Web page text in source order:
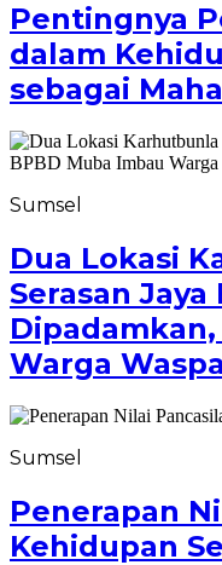
Pentingnya
dalam
sebagai
Sumsel
Dua Lokasi
Serasan Jaya
Warga
Sumsel
Penerapan
Kehidupan